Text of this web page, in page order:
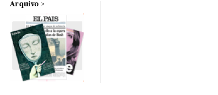
Arquivo